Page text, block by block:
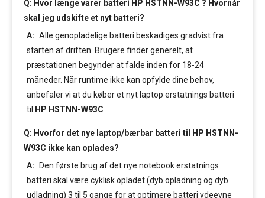
Q: Hvor længe varer batteri HP HSTNN-W93C ? Hvornår
skal jeg udskifte et nyt batteri?
A: Alle genopladelige batteri beskadiges gradvist fra
starten af driften. Brugere finder generelt, at
præstationen begynder at falde inden for 18-24
måneder. Når runtime ikke kan opfylde dine behov,
anbefaler vi at du køber et nyt laptop erstatnings batteri
til
HP HSTNN-W93C
Q: Hvorfor det nye laptop/bærbar batteri til HP HSTNN-
W93C ikke kan oplades?
A:
Den første brug af det nye notebook erstatnings
batteri skal være cyklisk opladet (dyb opladning og dyb
udladning) 3 til 5 gange for at optimere batteri ydeevne